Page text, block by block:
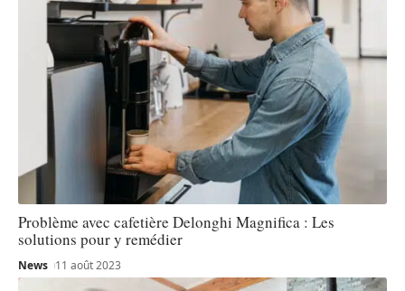
Problème avec cafetière Delonghi Magnifica : Les
solutions pour y remédier
News 11 août 2023